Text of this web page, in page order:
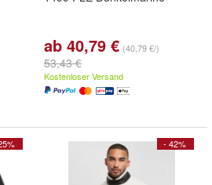
ab 40,79 € (40,79 €/)
53,43 €
Kostenloser Versand
- 42%